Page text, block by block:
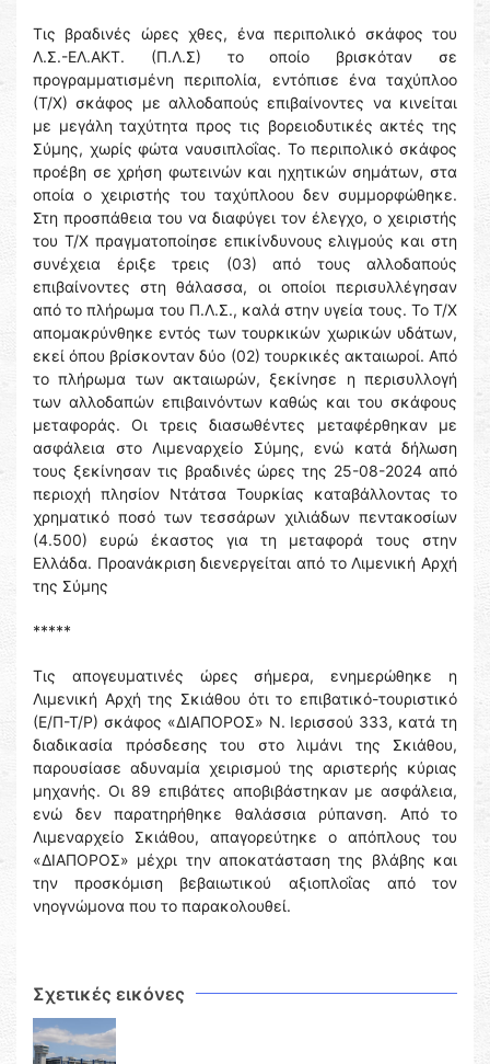
Τις βραδινές ώρες χθες, ένα περιπολικό σκάφος του
Λ.Σ.-ΕΛ.ΑΚΤ. (Π.Λ.Σ) το οποίο βρισκόταν σε
προγραμματισμένη περιπολία, εντόπισε ένα ταχύπλοο
(Τ/Χ) σκάφος με αλλοδαπούς επιβαίνοντες να κινείται
με μεγάλη ταχύτητα προς τις βορειοδυτικές ακτές της
Σύμης, χωρίς φώτα ναυσιπλοΐας. Το περιπολικό σκάφος
προέβη σε χρήση φωτεινών και ηχητικών σημάτων, στα
οποία ο χειριστής του ταχύπλοου δεν συμμορφώθηκε.
Στη προσπάθεια του να διαφύγει τον έλεγχο, ο χειριστής
του Τ/Χ πραγματοποίησε επικίνδυνους ελιγμούς και στη
συνέχεια έριξε τρεις (03) από τους αλλοδαπούς
επιβαίνοντες στη θάλασσα, οι οποίοι περισυλλέγησαν
από το πλήρωμα του Π.Λ.Σ., καλά στην υγεία τους. Το Τ/Χ
απομακρύνθηκε εντός των τουρκικών χωρικών υδάτων,
εκεί όπου βρίσκονταν δύο (02) τουρκικές ακταιωροί. Από
το πλήρωμα των ακταιωρών, ξεκίνησε η περισυλλογή
των αλλοδαπών επιβαινόντων καθώς και του σκάφους
μεταφοράς. Οι τρεις διασωθέντες μεταφέρθηκαν με
ασφάλεια στο Λιμεναρχείο Σύμης, ενώ κατά δήλωση
τους ξεκίνησαν τις βραδινές ώρες της 25-08-2024 από
περιοχή πλησίον Ντάτσα Τουρκίας καταβάλλοντας το
χρηματικό ποσό των τεσσάρων χιλιάδων πεντακοσίων
(4.500) ευρώ έκαστος για τη μεταφορά τους στην
Ελλάδα. Προανάκριση διενεργείται από το Λιμενική Αρχή
της Σύμης
*****
Τις απογευματινές ώρες σήμερα, ενημερώθηκε η
Λιμενική Αρχή της Σκιάθου ότι το επιβατικό-τουριστικό
(Ε/Π-Τ/Ρ) σκάφος «ΔΙΑΠΟΡΟΣ» Ν. Ιερισσού 333, κατά τη
διαδικασία πρόσδεσης του στο λιμάνι της Σκιάθου,
παρουσίασε αδυναμία χειρισμού της αριστερής κύριας
μηχανής. Οι 89 επιβάτες αποβιβάστηκαν με ασφάλεια,
ενώ δεν παρατηρήθηκε θαλάσσια ρύπανση. Από το
Λιμεναρχείο Σκιάθου, απαγορεύτηκε ο απόπλους του
«ΔΙΑΠΟΡΟΣ» μέχρι την αποκατάσταση της βλάβης και
την προσκόμιση βεβαιωτικού αξιοπλοΐας από τον
νηογνώμονα που το παρακολουθεί.
Σχετικές εικόνες